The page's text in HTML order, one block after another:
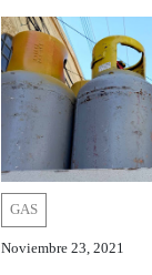
GAS
Noviembre 23, 2021